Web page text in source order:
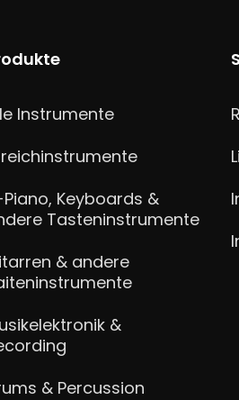
Instrumente
Piano, Keyboards &
Tasteninstrumente
& andere
&
& Percussion